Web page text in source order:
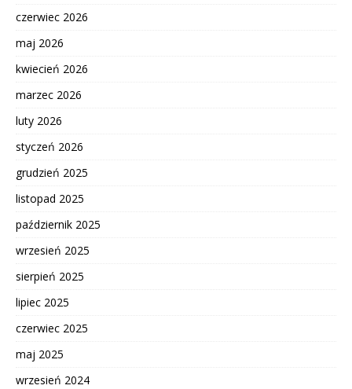
czerwiec 2026
maj 2026
kwiecień 2026
marzec 2026
luty 2026
styczeń 2026
grudzień 2025
listopad 2025
październik 2025
wrzesień 2025
sierpień 2025
lipiec 2025
czerwiec 2025
maj 2025
wrzesień 2024